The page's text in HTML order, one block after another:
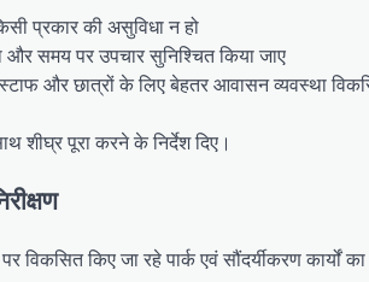
प्रकार की असुविधा न हो
और समय पर उपचार सुनिश्चित किया जाए
स्टाफ और छात्रों के लिए बेहतर आवासन व्यवस्था
शीघ्र पूरा करने के निर्देश दिए।
विकसित किए जा रहे पार्क एवं सौंदर्यीकरण कार्यों